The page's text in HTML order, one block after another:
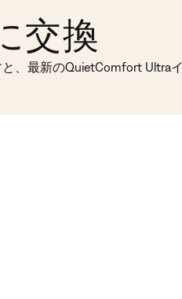
交換
、最新のQuietComfort Ultraイ